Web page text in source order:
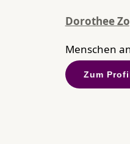
Dorothee
Menschen
Zum